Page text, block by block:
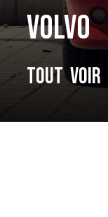
Volvo
tout voir